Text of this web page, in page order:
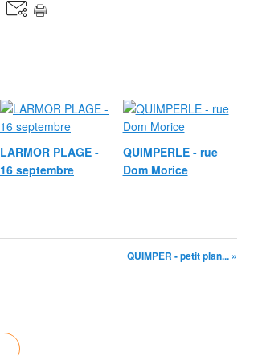
LARMOR PLAGE -
16 septembre
QUIMPERLE - rue
Dom Morice
QUIMPER - petit plan... »